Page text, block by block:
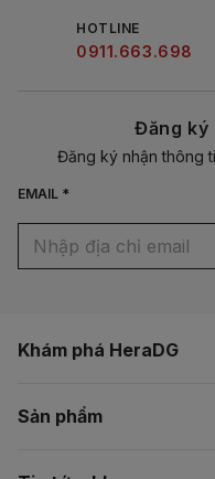
Khám phá HeraDG
Sản phẩm
HOTLINE
0911.663.698
Đăng ký
Đăng ký nhận thông
EMAIL *